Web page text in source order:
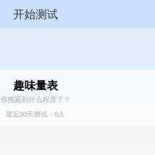
开始测试
趣味量表
你拖延到什么程度了？
最近30天测试：6人